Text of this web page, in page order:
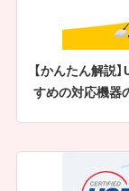
【かんたん解説
すめの対応機器